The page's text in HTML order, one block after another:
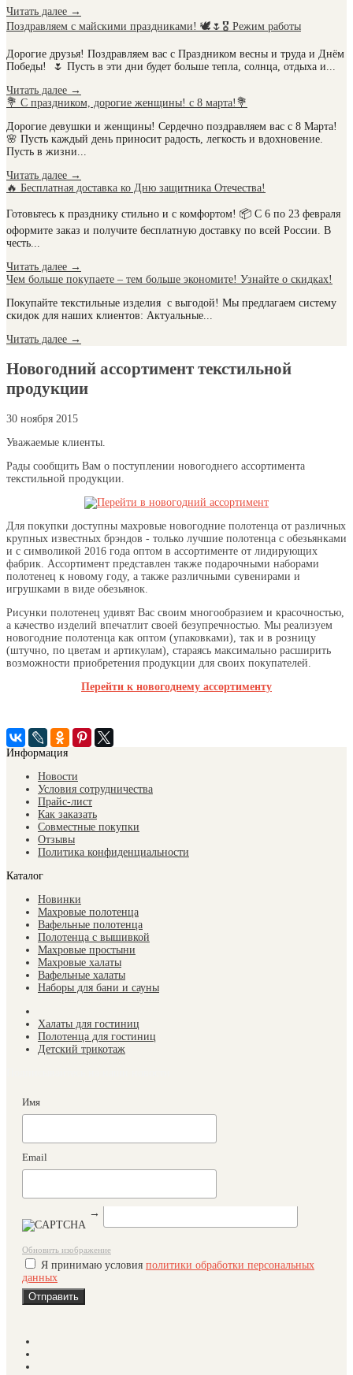
Читать далее →
Поздравляем с майскими праздниками! 🕊️🌷🎖️ Режим работы
Дорогие друзья! Поздравляем вас с Праздником весны и труда и Днём
Победы! 🌷 Пусть в эти дни будет больше тепла, солнца, отдыха и...
Читать далее →
💐 С праздником, дорогие женщины! с 8 марта!💐
Дорогие девушки и женщины! Сердечно поздравляем вас с 8 Марта!
🌸 Пусть каждый день приносит радость, легкость и вдохновение.
Пусть в жизни...
Читать далее →
🔥 Бесплатная доставка ко Дню защитника Отечества!
Готовьтесь к празднику стильно и с комфортом! 📦 С 6 по 23 февраля
оформите заказ и получите бесплатную доставку по всей России. В
честь...
Читать далее →
Чем больше покупаете – тем больше экономите! Узнайте о скидках!
Покупайте текстильные изделия с выгодой! Мы предлагаем систему
скидок для наших клиентов: Актуальные...
Читать далее →
Новогодний ассортимент текстильной
продукции
30 ноября 2015
Уважаемые клиенты.
Рады сообщить Вам о поступлении новогоднего ассортимента
текстильной продукции.
Для покупки доступны махровые новогодние полотенца от различных
крупных известных брэндов - только лучшие полотенца с обезьянками
и с символикой 2016 года оптом в ассортименте от лидирующих
фабрик. Ассортимент представлен также подарочными наборами
полотенец к новому году, а также различными сувенирами и
игрушками в виде обезьянок.
Рисунки полотенец удивят Вас своим многообразием и красочностью,
а качество изделий впечатлит своей безупречностью. Мы реализуем
новогодние полотенца как оптом (упаковками), так и в розницу
(штучно, по цветам и артикулам), стараясь максимально расширить
возможности приобретения продукции для своих покупателей.
Перейти к новогоднему ассортименту
Информация
Новости
Условия сотрудничества
Прайс-лист
Как заказать
Совместные покупки
Отзывы
Политика конфиденциальности
Каталог
Новинки
Махровые полотенца
Вафельные полотенца
Полотенца с вышивкой
Махровые простыни
Махровые халаты
Вафельные халаты
Наборы для бани и сауны
Халаты для гостиниц
Полотенца для гостиниц
Детский трикотаж
Имя
Email
→
Обновить изображение
Я принимаю условия политики обработки персональных
данных